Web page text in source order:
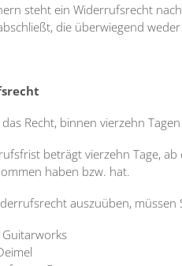
steht ein Widerrufsrecht
die überwiegend
das Recht, binnen vierzehn
beträgt vierzehn Tage,
haben bzw. hat.
auszuüben, müssen
Guitarworks